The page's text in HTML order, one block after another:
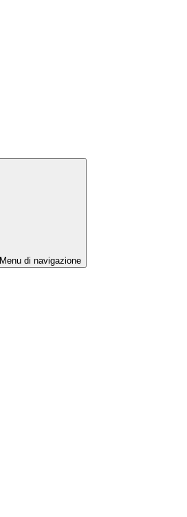
Menu di navigazione